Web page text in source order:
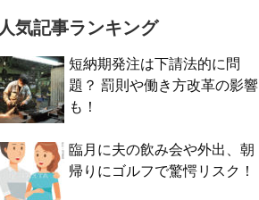
人気記事ランキング
短納期発注は下請法的に問
題？ 罰則や働き方改革の影響
も！
臨月に夫の飲み会や外出、朝
帰りにゴルフで驚愕リスク！